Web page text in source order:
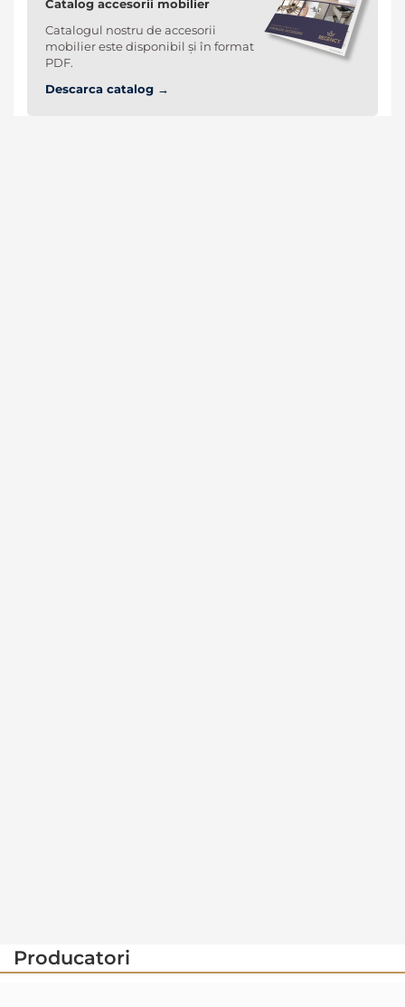
Catalog accesorii mobilier
Catalogul nostru de accesorii
mobilier este disponibil și în format
PDF.
Descarca catalog →
Producatori